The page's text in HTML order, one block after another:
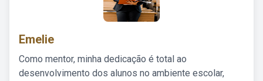
Emelie
Como mentor, minha dedicação é total ao
desenvolvimento dos alunos no ambiente escolar,